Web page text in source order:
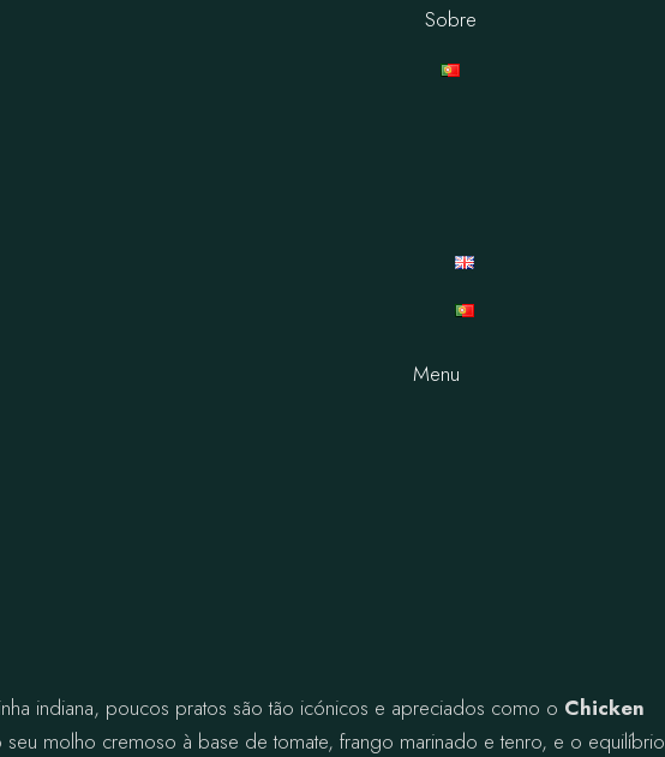
Sobre
Menu
indiana, poucos pratos são tão icónicos e apreciados como o Chicken
molho cremoso à base de tomate, frango marinado e tenro, e o equilíbrio